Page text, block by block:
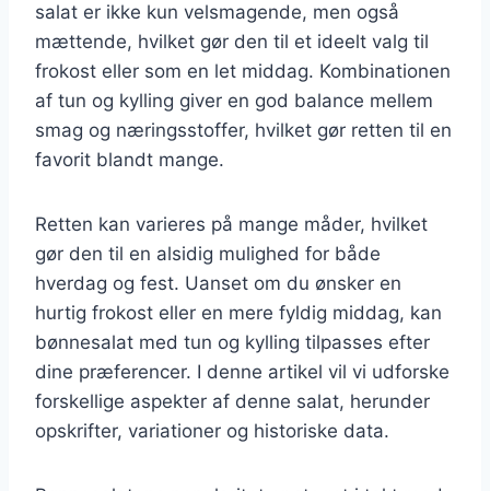
salat er ikke kun velsmagende, men også
mættende, hvilket gør den til et ideelt valg til
frokost eller som en let middag. Kombinationen
af tun og kylling giver en god balance mellem
smag og næringsstoffer, hvilket gør retten til en
favorit blandt mange.
Retten kan varieres på mange måder, hvilket
gør den til en alsidig mulighed for både
hverdag og fest. Uanset om du ønsker en
hurtig frokost eller en mere fyldig middag, kan
bønnesalat med tun og kylling tilpasses efter
dine præferencer. I denne artikel vil vi udforske
forskellige aspekter af denne salat, herunder
opskrifter, variationer og historiske data.